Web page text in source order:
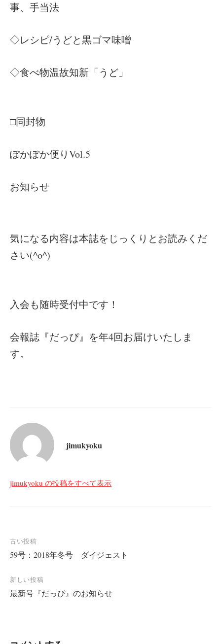
事、手当法
◇レシピ/うどと黒ゴマ味噌
◇食べ物温故知新「うど」
□同封物
ぽかぽか便りVol.5
お知らせ
気になる内容は本誌をじっくりとお読みくだ
さい(^o^)
入会も随時受付中です！
会報誌『だっぴ』を年4回お届けいたしま
す。
jimukyoku
jimukyoku の投稿をすべて表示
投
稿
ナ
ビ
ゲ
古い投稿
59号：2018年冬号 ダイジェスト
新しい投稿
最新号『だっぴ』のお知らせ